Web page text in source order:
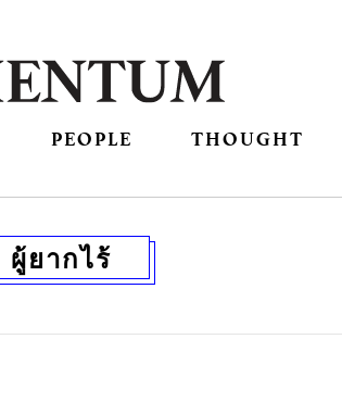
PEOPLE THOUGHT
ผู้ยากไร้